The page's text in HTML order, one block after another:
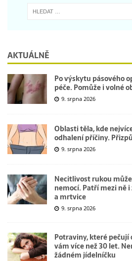
AKTUÁLNĚ
Po výskytu pásového
péče. Pomůže i volné
9. srpna 2026
Oblasti těla, kde
odhalení příčiny.
9. srpna 2026
Necitlivost rukou
nemocí. Patří mezi ně
a mrtvice
9. srpna 2026
Potraviny, které pečují
vám více než 30 let.
žádném jídelníčku